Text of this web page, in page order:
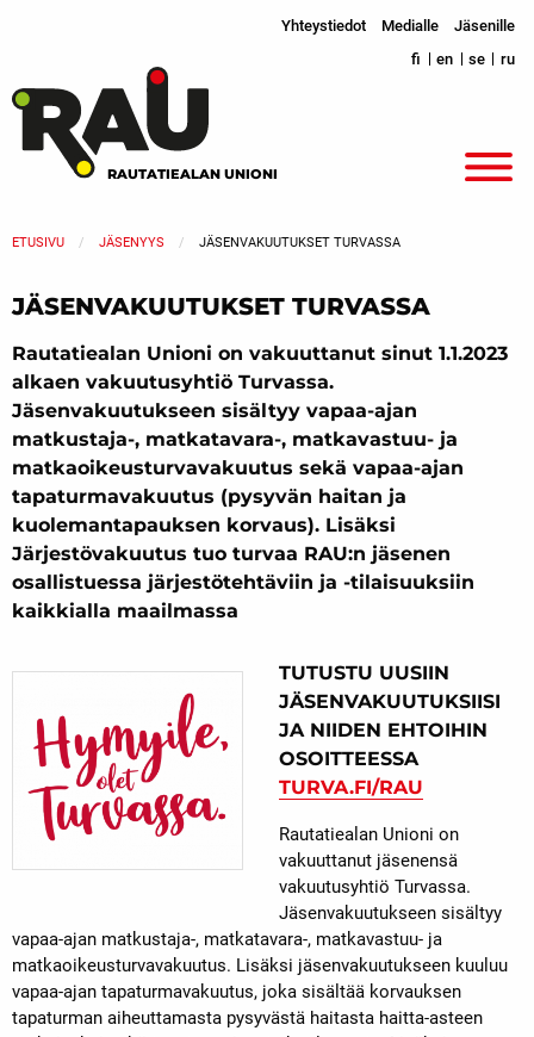
Yhteystiedot Medialle
Jäsenille
fi
en se ru
RAUTATIEALAN UNIONI
ETUSIVU JÄSENYYS JÄSENVAKUUTUKSET TURVASSA
JÄSENVAKUUTUKSET TURVASSA
Rautatiealan Unioni on vakuuttanut sinut 1.1.2023
alkaen vakuutusyhtiö Turvassa.
Jäsenvakuutukseen sisältyy vapaa-ajan
matkustaja-, matkatavara-, matkavastuu- ja
matkaoikeusturvavakuutus sekä vapaa-ajan
tapaturmavakuutus (pysyvän haitan ja
kuolemantapauksen korvaus). Lisäksi
Järjestövakuutus tuo turvaa RAU:n jäsenen
osallistuessa järjestötehtäviin ja -tilaisuuksiin
kaikkialla maailmassa
TUTUSTU UUSIIN
JÄSENVAKUUTUKSIISI
JA NIIDEN EHTOIHIN
OSOITTEESSA
TURVA.FI/RAU
Rautatiealan Unioni on
vakuuttanut jäsenensä
vakuutusyhtiö Turvassa.
Jäsenvakuutukseen sisältyy
vapaa-ajan matkustaja-, matkatavara-, matkavastuu- ja
matkaoikeusturvavakuutus. Lisäksi jäsenvakuutukseen kuuluu
vapaa-ajan tapaturmavakuutus, joka sisältää korvauksen
tapaturman aiheuttamasta pysyvästä haitasta haitta-asteen